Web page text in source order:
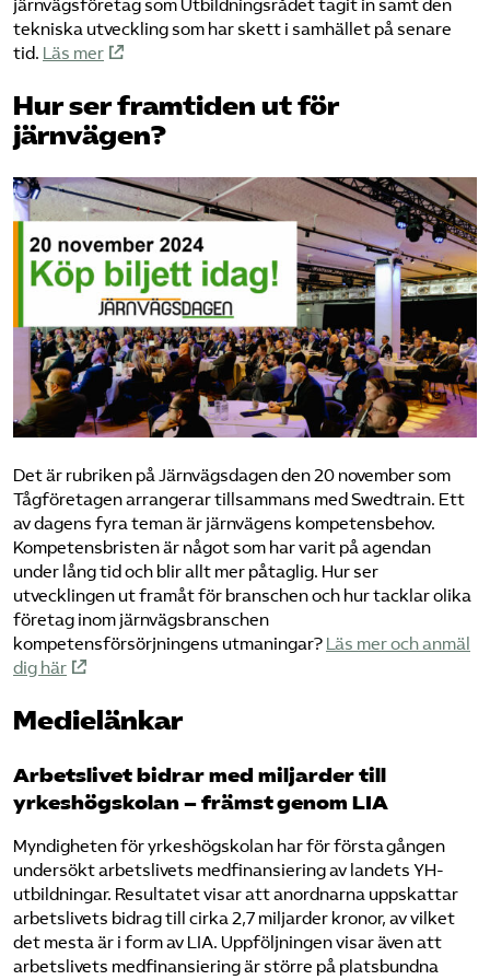
järnvägsföretag som Utbildningsrådet tagit in samt den
tekniska utveckling som har skett i samhället på senare
tid. Läs mer
Hur ser framtiden ut för
järnvägen?
Det är rubriken på Järnvägsdagen den 20 november som
Tågföretagen arrangerar tillsammans med Swedtrain. Ett
av dagens fyra teman är järnvägens kompetensbehov.
Kompetensbristen är något som har varit på agendan
under lång tid och blir allt mer påtaglig. Hur ser
utvecklingen ut framåt för branschen och hur tacklar olika
företag inom järnvägsbranschen
kompetensförsörjningens utmaningar? Läs mer och anmäl
dig här
Medielänkar
Arbetslivet bidrar med miljarder till
yrkeshögskolan – främst genom LIA
Myndigheten för yrkeshögskolan har för första gången
undersökt arbetslivets medfinansiering av landets YH-
utbildningar. Resultatet visar att anordnarna uppskattar
arbetslivets bidrag till cirka 2,7 miljarder kronor, av vilket
det mesta är i form av LIA. Uppföljningen visar även att
arbetslivets medfinansiering är större på platsbundna